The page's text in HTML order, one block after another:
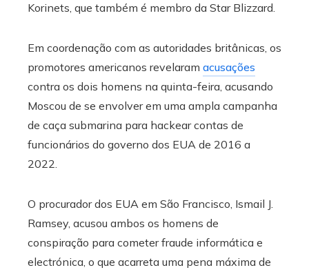
Korinets, que também é membro da Star Blizzard.
Em coordenação com as autoridades britânicas, os
promotores americanos revelaram acusações
contra os dois homens na quinta-feira, acusando
Moscou de se envolver em uma ampla campanha
de caça submarina para hackear contas de
funcionários do governo dos EUA de 2016 a
2022.
O procurador dos EUA em São Francisco, Ismail J.
Ramsey, acusou ambos os homens de
conspiração para cometer fraude informática e
electrónica, o que acarreta uma pena máxima de